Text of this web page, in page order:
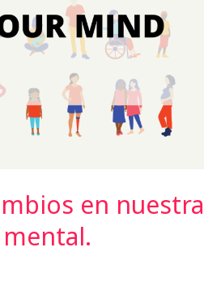
en nuestra